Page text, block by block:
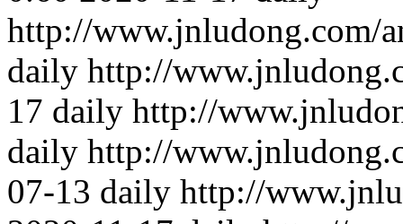
http://www.jnludong.com/
daily http://
17 daily http://
daily http://
07-13 daily http://